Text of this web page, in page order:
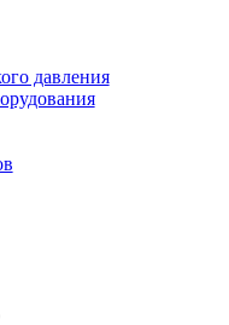
давления